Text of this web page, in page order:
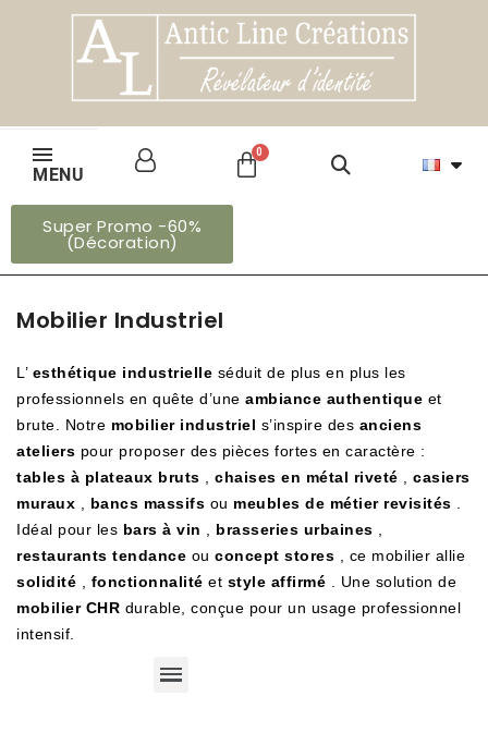
MENU
Super Promo -60%
(Décoration)
Mobilier Industriel
L’ esthétique industrielle séduit de plus en plus les
professionnels en quête d’une ambiance authentique et
brute. Notre mobilier industriel s’inspire des anciens
ateliers pour proposer des pièces fortes en caractère :
tables à plateaux bruts
chaises en métal riveté
casiers
muraux
bancs massifs ou meubles de métier revisités
Idéal pour les bars à vin brasseries urbaines
restaurants tendance ou concept stores
, ce mobilier allie
solidité
fonctionnalité et style affirmé
. Une solution de
mobilier CHR durable, conçue pour un usage professionnel
intensif.